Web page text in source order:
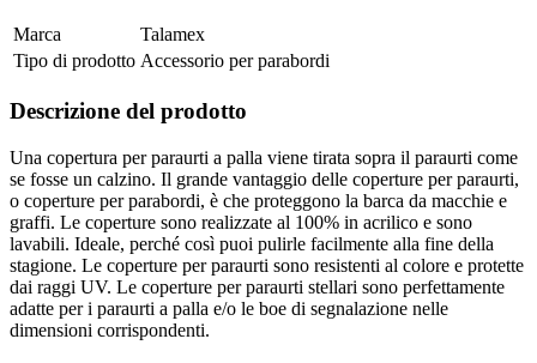
Marca
Talamex
Tipo di prodotto Accessorio per parabordi
Descrizione del prodotto
Una copertura per paraurti a palla viene tirata sopra il paraurti come
se fosse un calzino. Il grande vantaggio delle coperture per paraurti,
o coperture per parabordi, è che proteggono la barca da macchie e
graffi. Le coperture sono realizzate al 100% in acrilico e sono
lavabili. Ideale, perché così puoi pulirle facilmente alla fine della
stagione. Le coperture per paraurti sono resistenti al colore e protette
dai raggi UV. Le coperture per paraurti stellari sono perfettamente
adatte per i paraurti a palla e/o le boe di segnalazione nelle
dimensioni corrispondenti.